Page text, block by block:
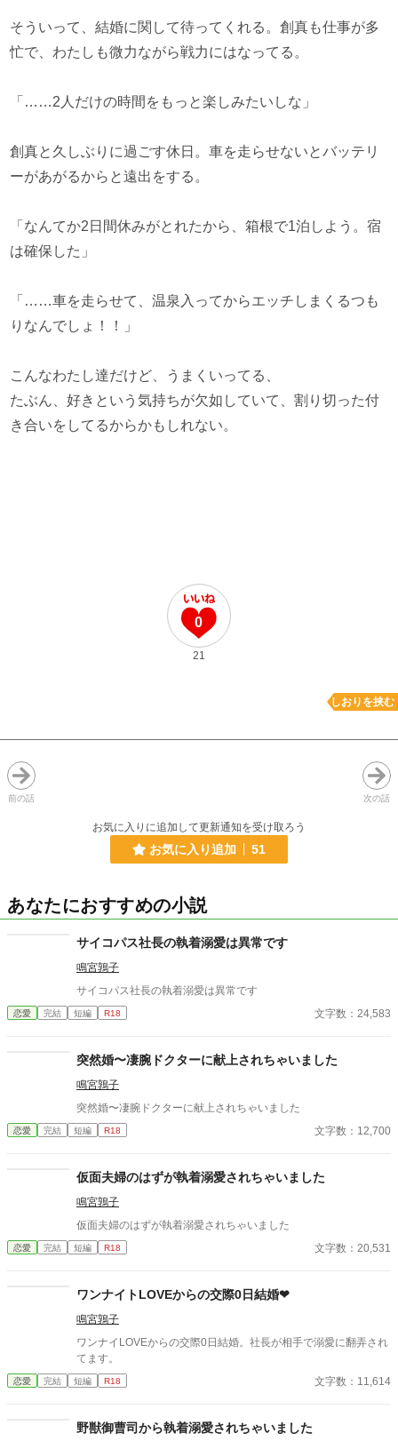
そういって、結婚に関して待ってくれる。創真も仕事が多
忙で、わたしも微力ながら戦力にはなってる。
「……2人だけの時間をもっと楽しみたいしな」
創真と久しぶりに過ごす休日。車を走らせないとバッテリ
ーがあがるからと遠出をする。
「なんてか2日間休みがとれたから、箱根で1泊しよう。宿
は確保した」
「……車を走らせて、温泉入ってからエッチしまくるつも
りなんでしょ！！」
こんなわたし達だけど、うまくいってる、
たぶん、好きという気持ちが欠如していて、割り切った付
き合いをしてるからかもしれない。
0
21
しおりを挟む
前の話 次の話
お気に入りに追加して更新通知を受け取ろう
お気に入り追加 51
あなたにおすすめの小説
サイコパス社長の執着溺愛は異常です
鳴宮鶉子
サイコパス社長の執着溺愛は異常です
恋愛 完結 短編 R18 文字数：24,583
突然婚〜凄腕ドクターに献上されちゃいました
鳴宮鶉子
突然婚〜凄腕ドクターに献上されちゃいました
恋愛 完結 短編 R18 文字数：12,700
仮面夫婦のはずが執着溺愛されちゃいました
鳴宮鶉子
仮面夫婦のはずが執着溺愛されちゃいました
恋愛 完結 短編 R18 文字数：20,531
ワンナイトLOVEからの交際0日結婚❤︎
鳴宮鶉子
ワンナイLOVEからの交際0日結婚。社長が相手で溺愛に翻弄され
てます。
恋愛 完結 短編 R18 文字数：11,614
野獣御曹司から執着溺愛されちゃいました